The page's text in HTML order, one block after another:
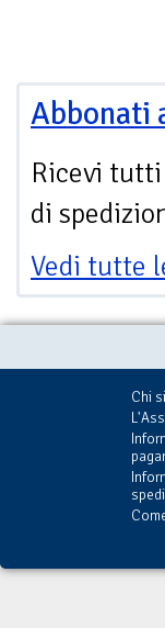
Abbonati
Ricevi
di
Vedi tutte
Chi